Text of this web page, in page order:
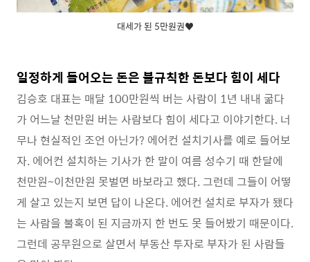
대세가 된 5만원권♥
일정하게 들어오는 돈은 불규칙한 돈보다 힘이 세다
김승호 대표는 매달 100만원씩 버는 사람이 1년 내내 굶다
가 어느날 천만원 버는 사람보다 힘이 세다고 이야기한다. 너
무나 현실적인 조언 아닌가? 에어컨 설치기사를 예로 들어보
자. 에어컨 설치하는 기사가 한 말이 여름 성수기 때 한달에
천만원~이천만원 못벌면 바보라고 했다. 그런데 그들이 어떻
게 살고 있는지 보면 답이 나온다. 에어컨 설치로 부자가 됐다
는 사람을 불혹이 된 지금까지 한 번도 못 들어봤기 때문이다.
그런데 공무원으로 살면서 부동산 투자로 부자가 된 사람들